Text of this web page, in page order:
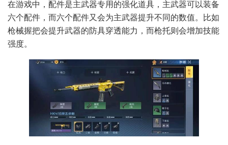
在游戏中，配件是主武器专用的强化道具，主武器可以装备
六个配件，而六个配件又会为主武器提升不同的数值。比如
枪械握把会提升武器的防具穿透能力，而枪托则会增加技能
强度。